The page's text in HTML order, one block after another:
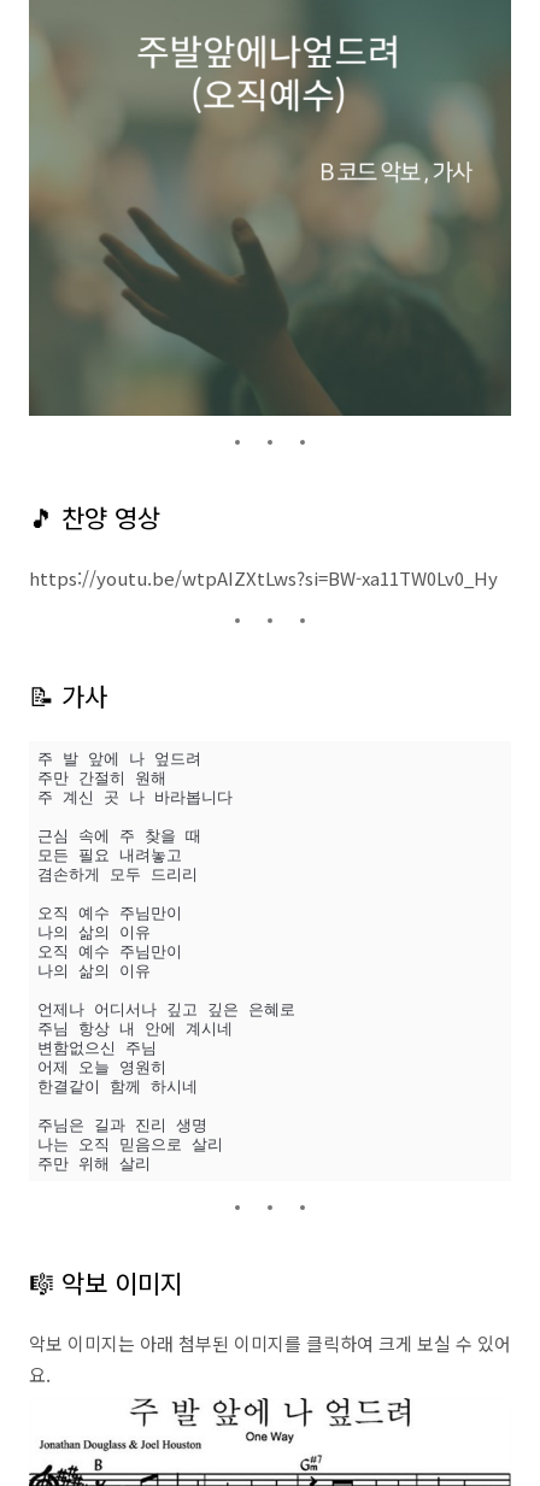
🎵 찬양 영상
https://youtu.be/wtpAIZXtLws?si=BW-xa11TW0Lv0_Hy
📝 가사
주 발 앞에 나 엎드려
주만 간절히 원해
주 계신 곳 나 바라봅니다
근심 속에 주 찾을 때
모든 필요 내려놓고
겸손하게 모두 드리리
오직 예수 주님만이
나의 삶의 이유
오직 예수 주님만이
나의 삶의 이유
언제나 어디서나 깊고 깊은 은혜로
주님 항상 내 안에 계시네
변함없으신 주님
어제 오늘 영원히
한결같이 함께 하시네
주님은 길과 진리 생명
나는 오직 믿음으로 살리
🎼 악보 이미지
악보 이미지는 아래 첨부된 이미지를 클릭하여 크게 보실 수 있어
요.